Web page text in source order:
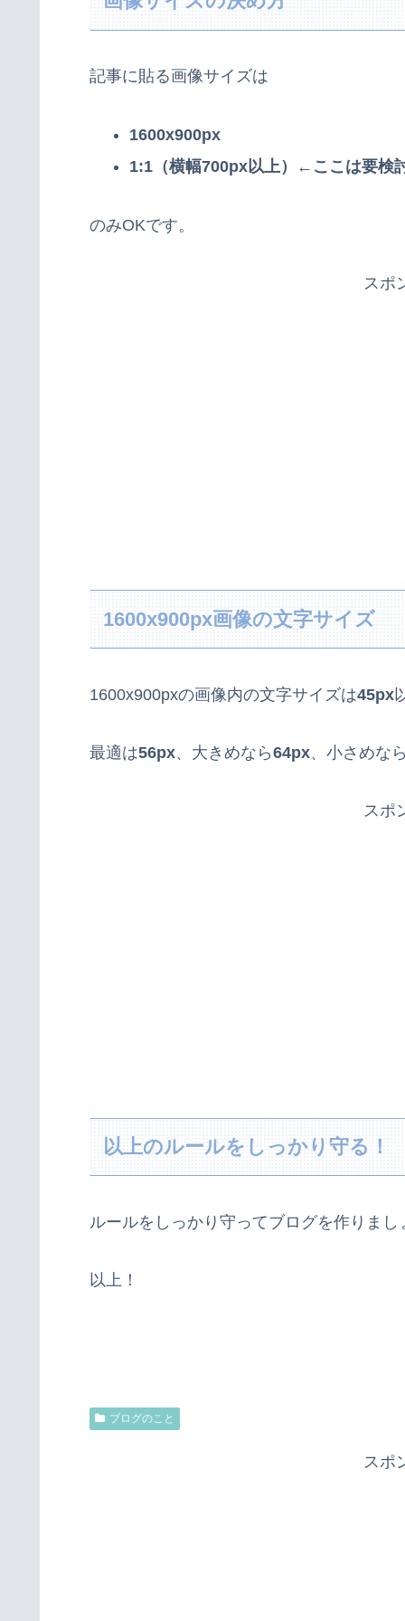
記事に貼る画像サイズは
1600x900px
1:1（横幅700px以上）←ここは要検
のみOKです。
スポ
1600x900px画像の文字サイズ
1600x900pxの画像内の文字サイズは45px
最適は56px、大きめなら64px、小さめなら
スポ
以上のルールをしっかり守る！
ルールをしっかり守ってブログを作りまし
以上！
ブログのこと
スポ